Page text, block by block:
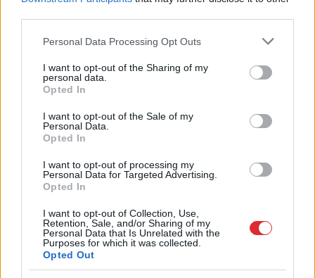
Please note that this website/app uses one or more Google
not limited to your visit or usage behaviour. You may click to
grant or deny consent to Google and its third-party tags to
use your data for below specified purposes in below Google
consent section.
Personal Data Processing Opt Outs
I want to opt-out of the Sharing of my
personal data.
Opted In
I want to opt-out of the Sale of my
Personal Data.
Opted In
I want to opt-out of processing my
Personal Data for Targeted Advertising.
Opted In
I want to opt-out of Collection, Use,
Retention, Sale, and/or Sharing of my
Personal Data that Is Unrelated with the
Purposes for which it was collected.
Opted Out
atradīs veidu, kā pamatīgi
atriebties
policija aiztur agresīvu
vīrieti, kurš ar
elektrisko riteņkrēslu
pārvietojās pa
brauktuvi
skats! Ukraiņu aktīvists
ielauzies Krievijas
aizsardzības nozares
videokonferencē